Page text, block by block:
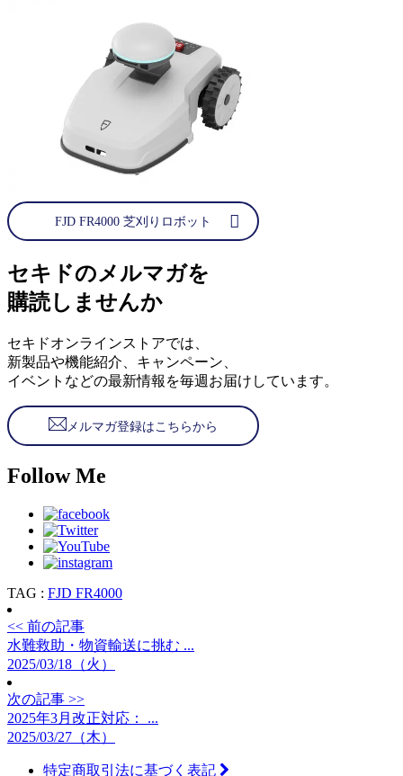
FJD FR4000 芝刈りロボット
セキドのメルマガを
購読しませんか
セキドオンラインストアでは、
新製品や機能紹介、キャンペーン、
イベントなどの最新情報を毎週お届けしています。
メルマガ登録はこちらから
Follow Me
TAG : FJD FR4000
<< 前の記事
水難救助・物資輸送に挑む ...
2025/03/18（火）
次の記事 >>
2025年3月改正対応： ...
2025/03/27（木）
特定商取引法に基づく表記